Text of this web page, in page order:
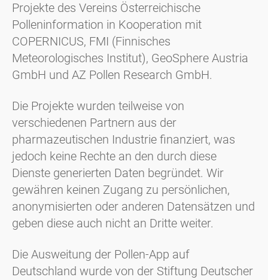
Projekte des Vereins Österreichische
Polleninformation in Kooperation mit
COPERNICUS, FMI (Finnisches
Meteorologisches Institut), GeoSphere Austria
GmbH und AZ Pollen Research GmbH.
Die Projekte wurden teilweise von
verschiedenen Partnern aus der
pharmazeutischen Industrie finanziert, was
jedoch keine Rechte an den durch diese
Dienste generierten Daten begründet. Wir
gewähren keinen Zugang zu persönlichen,
anonymisierten oder anderen Datensätzen und
geben diese auch nicht an Dritte weiter.
Die Ausweitung der Pollen-App auf
Deutschland wurde von der Stiftung Deutscher